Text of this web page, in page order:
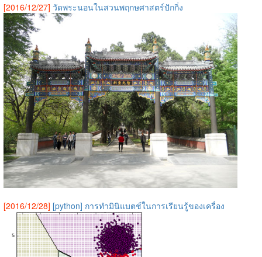
[2016/12/27] วัดพระนอนในสวนพฤกษศาสตร์ปักกิ่ง
[2016/12/28] [python] การทำมินิแบตช์ในการเรียนรู้ของเครื่อง